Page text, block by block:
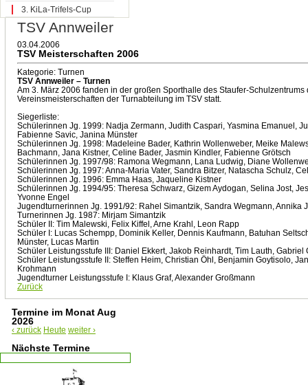
3. KiLa-Trifels-Cup
TSV Annweiler
03.04.2006
TSV Meisterschaften 2006
Kategorie: Turnen
TSV Annweiler – Turnen
Am 3. März 2006 fanden in der großen Sporthalle des Staufer-Schulzentrums
Vereinsmeisterschaften der Turnabteilung im TSV statt.
Siegerliste:
Schülerinnen Jg. 1999: Nadja Zermann, Judith Caspari, Yasmina Emanuel,
Fabienne Savic, Janina Münster
Schülerinnen Jg. 1998: Madeleine Bader, Kathrin Wollenweber, Meike
Bachmann, Jana Kistner, Celine Bader, Jasmin Kindler, Fabienne Grötsch
Schülerinnen Jg. 1997/98: Ramona Wegmann, Lana Ludwig, Diane
Schülerinnen Jg. 1997: Anna-Maria Vater, Sandra Bitzer, Natascha Schulz,
Schülerinnen Jg. 1996: Emma Haas, Jaqueline Kistner
Schülerinnen Jg. 1994/95: Theresa Schwarz, Gizem Aydogan, Selina Jost,
Yvonne Engel
Jugendturnerinnen Jg. 1991/92: Rahel Simantzik, Sandra Wegmann, Annika
Turnerinnen Jg. 1987: Mirjam Simantzik
Schüler II: Tim Malewski, Felix Kiffel, Arne Krahl, Leon Rapp
Schüler I: Lucas Schempp, Dominik Keller, Dennis Kaufmann, Batuhan
Münster, Lucas Martin
Schüler Leistungsstufe III: Daniel Ekkert, Jakob Reinhardt, Tim Lauth, Gabriel
Schüler Leistungsstufe II: Steffen Heim, Christian Öhl, Benjamin Goytisolo,
Krohmann
Jugendturner Leistungsstufe I: Klaus Graf, Alexander Großmann
Zurück
Termine im Monat Aug
2026
‹ zurück Heute weiter ›
Nächste Termine